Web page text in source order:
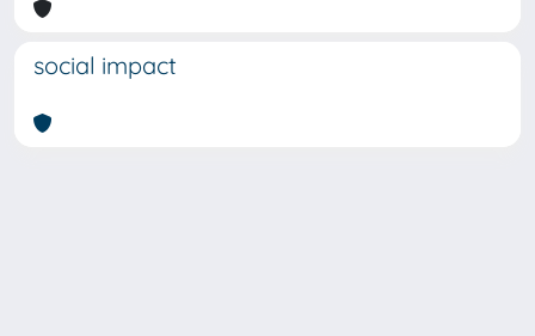
social impact